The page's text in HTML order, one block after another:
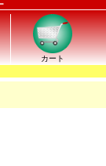
カート